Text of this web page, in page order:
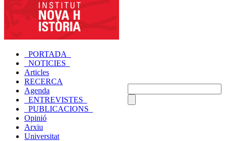
_PORTADA_
_NOTICIES_
Articles
RECERCA
Agenda
_ENTREVISTES_
_PUBLICACIONS_
Opinió
Arxiu
Universitat